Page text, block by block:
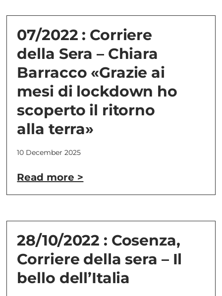
07/2022 : Corriere
della Sera – Chiara
Barracco «Grazie ai
mesi di lockdown ho
scoperto il ritorno
alla terra»
10 December 2025
Read more >
28/10/2022 : Cosenza,
Corriere della sera – Il
bello dell’Italia